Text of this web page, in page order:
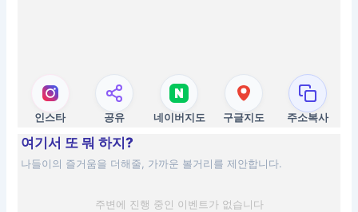
인스타 공유 네이버지도 구글지도 주소복사
여기서 또 뭐 하지?
나들이의 즐거움을 더해줄, 가까운 볼거리를 제안합니다.
주변에 진행 중인 이벤트가 없습니다